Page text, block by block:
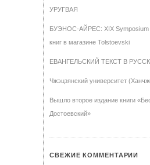
УРУГВАЯ
БУЭНОС-АЙРЕС: XIX Symposium
книг в магазине Tolstoevski
ЕВАНГЕЛЬСКИЙ ТЕКСТ В
Чжэцзянский университет
Вышло второе издание книги
Достоевский»
СВЕЖИЕ КОММЕНТАРИИ